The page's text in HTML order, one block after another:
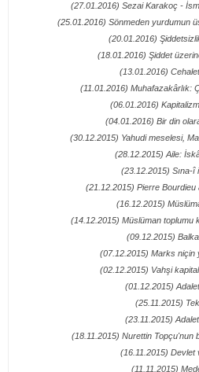
(27.01.2016) Sezai Karakoç -
(25.01.2016) Sönmeden yurdumun
(20.01.2016)
(18.01.2016) Şiddet
(13.01.2016)
(11.01.2016) Muhafazakârlık:
(06.01.2016)
(04.01.2016) Bir din
(30.12.2015) Yahudi meselesi,
(28.12.2015) Aile:
(23.12.2015) Sına-î
(21.12.2015) Pierre Bourdieu
(16.12.2015)
(14.12.2015) Müslüman toplumu
(09.12.2015)
(07.12.2015) Marks niçin
(02.12.2015) Vahşi
(01.12.2015)
(25.11.2015)
(23.11.2015)
(18.11.2015) Nurettin Topçu'nun
(16.11.2015) Devlet
(11.11.2015)